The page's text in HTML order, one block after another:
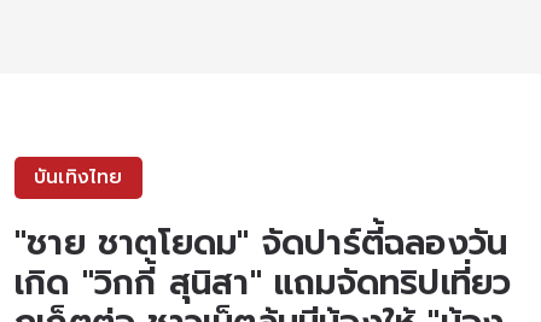
บันเทิงไทย
"ชาย ชาตโยดม" จัดปาร์ตี้ฉลองวัน
เกิด "วิกกี้ สุนิสา" แถมจัดทริปเที่ยว